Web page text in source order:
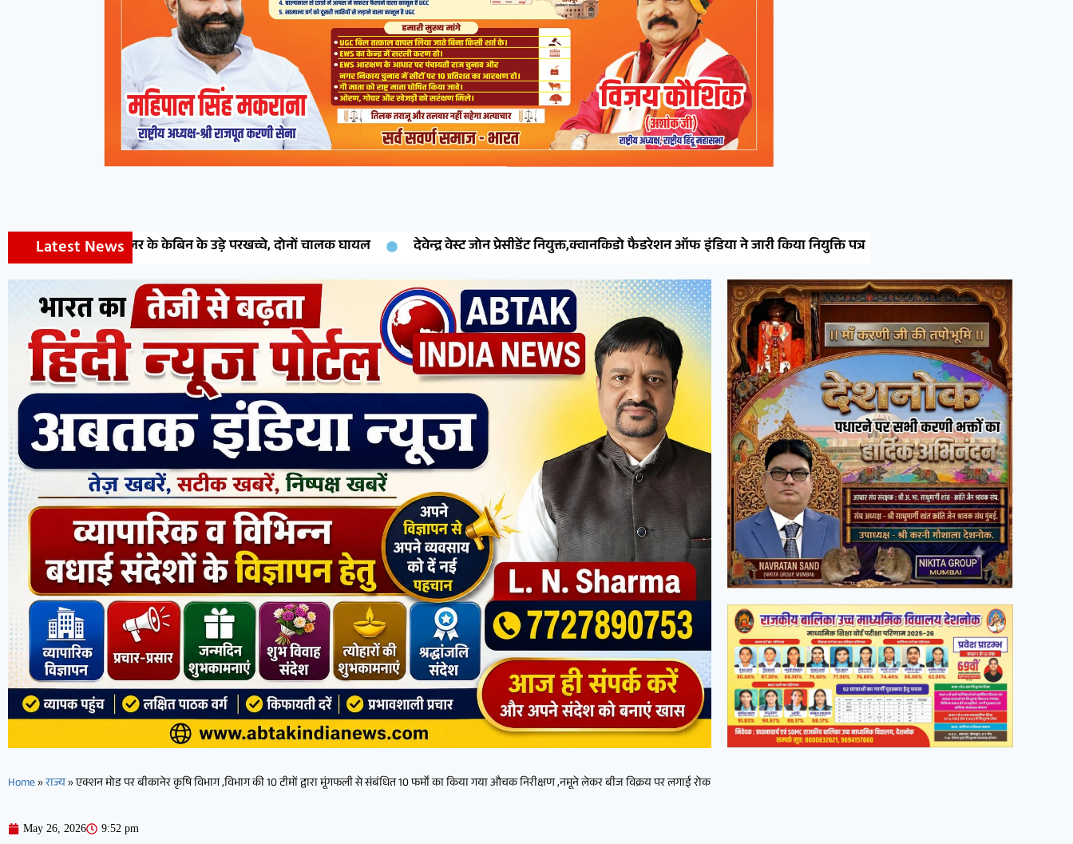
Latest News
केबिन के उड़े परखच्चे, दोनों चालक घायल देवेन्द्र वेस्ट जोन प्रेसीडेंट नियुक्त,क्वानकिडो फैडरेशन ऑफ इंडिया ने जारी किया नियुक्ति पत्र रीको औद्योगिक क्षेत्र की इंडस्ट्रीज पर डिब्बा बंद वस्तुओं पर
Home»राज्य»एक्शन मोड पर बीकानेर कृषि विभाग ,विभाग की 10 टीमों द्वारा मूंगफली से संबंधित 10 फर्मों का किया गया औचक निरीक्षण ,नमूने लेकर बीज विक्रय पर लगाई रोक
May 26, 2026 9:52 pm